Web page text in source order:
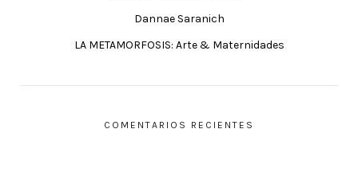
Dannae Saranich
LA METAMORFOSIS: Arte & Maternidades
COMENTARIOS RECIENTES